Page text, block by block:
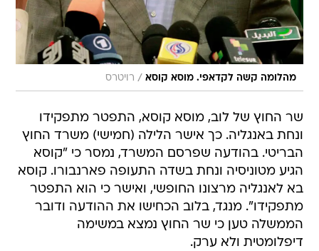
מהלומה קשה לקדאפי. מוסא קוסא / רויטרס
שר החוץ של לוב, מוסא קוסא, התפטר מתפקידו
ונחת באנגליה. כך אישר הלילה (חמישי) משרד החוץ
הבריטי. בהודעה שפרסם המשרד, נמסר כי "קוסא
הגיע מטוניסיה ונחת בשדה התעופה פארנבורו. קוסא
בא לאנגליה מרצונו החופשי, ואישר כי הוא התפטר
מתפקידו". מנגד, בלוב הכחישו את ההודעה ודובר
הממשלה טען כי שר החוץ נמצא במשימה
דיפלומטית ולא ערק.